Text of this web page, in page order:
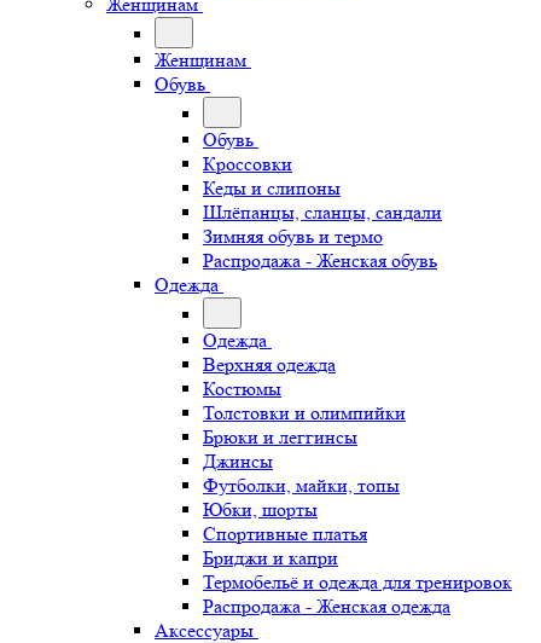
Женщинам
Обувь
Обувь
Кроссовки
Кеды и слипоны
Шлёпанцы, сланцы, сандали
Зимняя обувь и термо
Распродажа - Женская обувь
Одежда
Одежда
Верхняя одежда
Костюмы
Толстовки и олимпийки
Брюки и леггинсы
Джинсы
Футболки, майки, топы
Юбки, шорты
Спортивные платья
Бриджи и капри
Термобельё и одежда для тренировок
Распродажа - Женская одежда
Аксессуары